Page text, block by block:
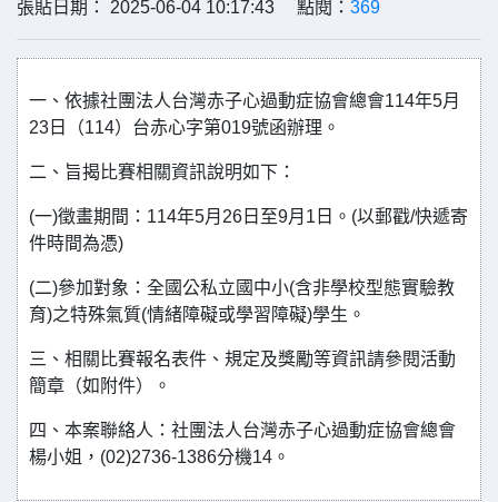
張貼日期： 2025-06-04 10:17:43 點閱： 369
一、依據社團法人台灣赤子心過動症協會總會114年5月
23日（114）台赤心字第019號函辦理。
二、旨揭比賽相關資訊說明如下：
(一)徵畫期間：114年5月26日至9月1日。(以郵戳/快遞寄
件時間為憑)
(二)參加對象：全國公私立國中小(含非學校型態實驗教
育)之特殊氣質(情緒障礙或學習障礙)學生。
三、相關比賽報名表件、規定及獎勵等資訊請參閱活動
簡章（如附件）。
四、本案聯絡人：社團法人台灣赤子心過動症協會總會
楊小姐，(02)2736-1386分機14。